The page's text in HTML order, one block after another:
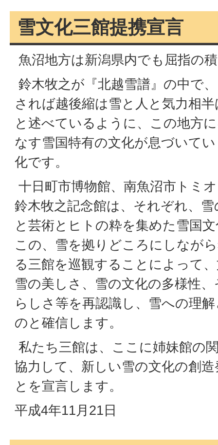
雪文化三館提携宣言
魚沼地方は新潟県内でも屈指の
鈴木牧之が『北越雪譜』の中で
されば越後縮は雪と人と気力相
と述べているように、この地方
なす雪国特有の文化が息づいて
化です。
十日町市博物館、南魚沼市トミ
鈴木牧之記念館は、それぞれ、
と芸術とヒトの粋を集めた雪国
この、雪を拠りどころにしなが
る三館を巡観することによって
雪の美しさ、雪の文化の多様性
らしさ等を再認識し、雪への理
のと確信します。
私たち三館は、ここに姉妹館の
協力して、新しい雪の文化の創
とを宣言します。
平成4年11月21日